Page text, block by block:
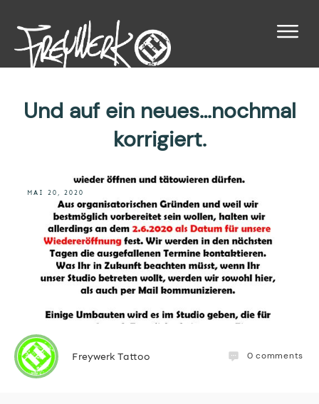
Und auf ein neues…nochmal
korrigiert.
MAI 20, 2020
Freywerk Tattoo 0 comments